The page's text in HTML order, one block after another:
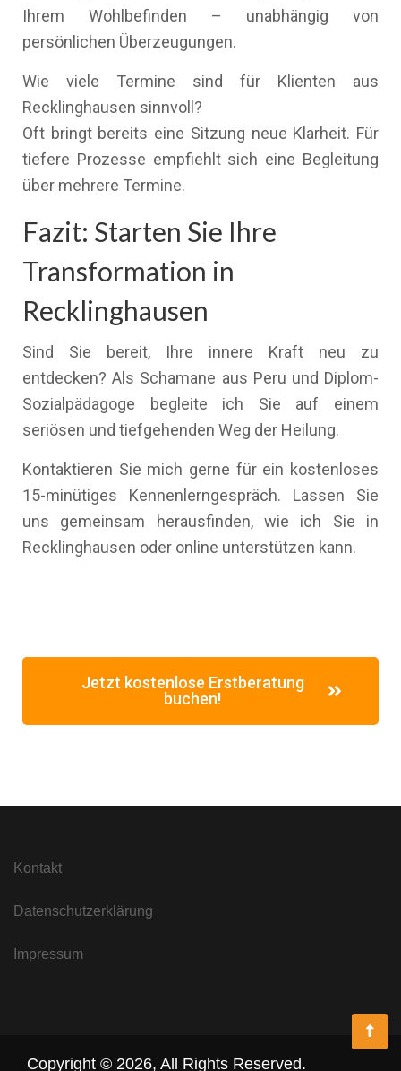
Ihrem Wohlbefinden – unabhängig von
persönlichen Überzeugungen.
Wie viele Termine sind für Klienten aus
Recklinghausen sinnvoll?
Oft bringt bereits eine Sitzung neue Klarheit. Für
tiefere Prozesse empfiehlt sich eine Begleitung
über mehrere Termine.
Fazit: Starten Sie Ihre
Transformation in
Recklinghausen
Sind Sie bereit, Ihre innere Kraft neu zu
entdecken? Als Schamane aus Peru und Diplom-
Sozialpädagoge begleite ich Sie auf einem
seriösen und tiefgehenden Weg der Heilung.
Kontaktieren Sie mich gerne für ein kostenloses
15-minütiges Kennenlerngespräch. Lassen Sie
uns gemeinsam herausfinden, wie ich Sie in
Recklinghausen oder online unterstützen kann.
Jetzt kostenlose Erstberatung
buchen!
Kontakt
Datenschutzerklärung
Impressum
Copyright © 2026, All Rights Reserved.